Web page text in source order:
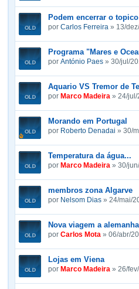
Podem encerrar o
por Carlos Ferreira » 13/
Programa "Mares e
por António Paes » 30/jul/
Aquario VS Tremor de
por Marco Madeira » 24/jul/
Morando em Portugal
por Roberto Denadai » 30/
Temperatura da água...
por Marco Madeira » 30/
membros zona Algarve
por Nelsom Dias » 24/mai/
Nova viagem a alemanha
por Carlos Mota » 06/abr/
Lojas em Viena
por Marco Madeira » 26/